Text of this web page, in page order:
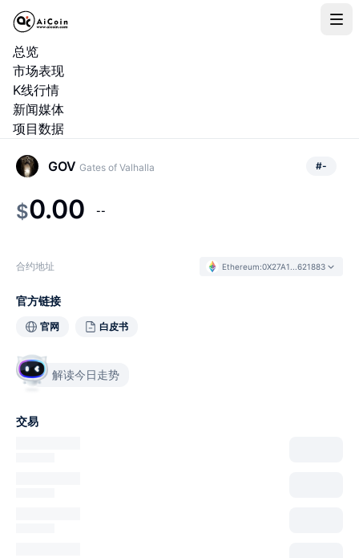
总览
市场表现
K线行情
新闻媒体
项目数据
GOV Gates of Valhalla #-
$0.00 --
合约地址 Ethereum:0X27A1...621883
官方链接
官网 白皮书
解读今日走势
交易